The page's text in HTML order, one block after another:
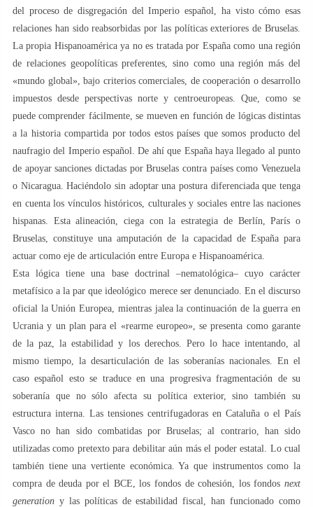
del proceso de disgregación del Imperio español, ha visto cómo esas
relaciones han sido reabsorbidas por las políticas exteriores de Bruselas.
La propia Hispanoamérica ya no es tratada por España como una región
de relaciones geopolíticas preferentes, sino como una región más del
«mundo global», bajo criterios comerciales, de cooperación o desarrollo
impuestos desde perspectivas norte y centroeuropeas. Que, como se
puede comprender fácilmente, se mueven en función de lógicas distintas
a la historia compartida por todos estos países que somos producto del
naufragio del Imperio español. De ahí que España haya llegado al punto
de apoyar sanciones dictadas por Bruselas contra países como Venezuela
o Nicaragua. Haciéndolo sin adoptar una postura diferenciada que tenga
en cuenta los vínculos históricos, culturales y sociales entre las naciones
hispanas. Esta alineación, ciega con la estrategia de Berlín, París o
Bruselas, constituye una amputación de la capacidad de España para
actuar como eje de articulación entre Europa e Hispanoamérica.
Esta lógica tiene una base doctrinal –nematológica– cuyo carácter
metafísico a la par que ideológico merece ser denunciado. En el discurso
oficial la Unión Europea, mientras jalea la continuación de la guerra en
Ucrania y un plan para el «rearme europeo», se presenta como garante
de la paz, la estabilidad y los derechos. Pero lo hace intentando, al
mismo tiempo, la desarticulación de las soberanías nacionales. En el
caso español esto se traduce en una progresiva fragmentación de su
soberanía que no sólo afecta su política exterior, sino también su
estructura interna. Las tensiones centrifugadoras en Cataluña o el País
Vasco no han sido combatidas por Bruselas; al contrario, han sido
utilizadas como pretexto para debilitar aún más el poder estatal. Lo cual
también tiene una vertiente económica. Ya que instrumentos como la
compra de deuda por el BCE, los fondos de cohesión, los fondos next
generation y las políticas de estabilidad fiscal, han funcionado como